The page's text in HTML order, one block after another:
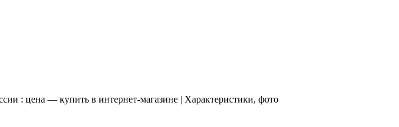
: цена — купить в интернет-магазине | Характеристики, фото